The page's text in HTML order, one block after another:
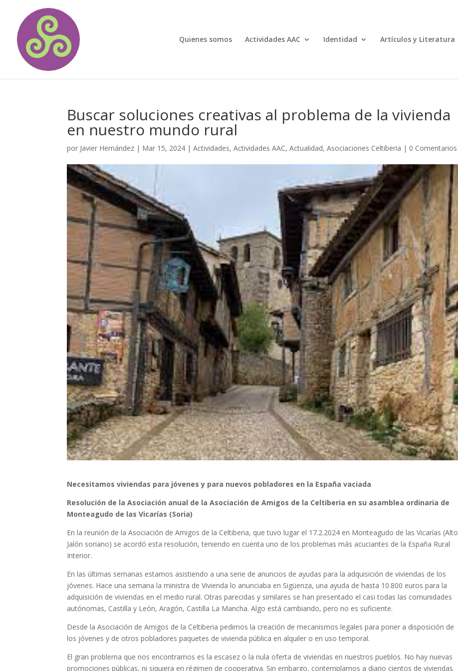
Quienes somos Actividades AAC Identidad Artículos y Literatura
Buscar soluciones creativas al problema de la vivienda
en nuestro mundo rural
por Javier Hernández | Mar 15, 2024 |Actividades,Actividades AAC,Actualidad,Asociaciones Celtiberia | 0 Comentarios
Necesitamos viviendas para jóvenes y para nuevos pobladores en la España vaciada
Resolución de la Asociación anual de la Asociación de Amigos de la Celtiberia en su asamblea ordinaria de
Monteagudo de las Vicarías (Soria)
En la reunión de la Asociación de Amigos de la Celtiberia, que tuvo lugar el 17.2.2024 en Monteagudo de las Vicarías (Alto
Jalón soriano) se acordó esta resolución, teniendo en cuenta uno de los problemas más acuciantes de la España Rural
Interior.
En las últimas semanas estamos asistiendo a una serie de anuncios de ayudas para la adquisición de viviendas de los
jóvenes. Hace una semana la ministra de Vivienda lo anunciaba en Sigüenza, una ayuda de hasta 10.800 euros para la
adquisición de viviendas en el medio rural. Otras parecidas y similares se han presentado el casi todas las comunidades
autónomas, Castilla y León, Aragón, Castilla La Mancha. Algo está cambiando, pero no es suficiente.
Desde la Asociación de Amigos de la Celtiberia pedimos la creación de mecanismos legales para poner a disposición de
los jóvenes y de otros pobladores paquetes de vivienda pública en alquiler o en uso temporal.
El gran problema que nos encontramos es la escasez o la nula oferta de viviendas en nuestros pueblos. No hay nuevas
promociones públicas, ni siquiera en régimen de cooperativa. Sin embargo, contemplamos a diario cientos de viviendas